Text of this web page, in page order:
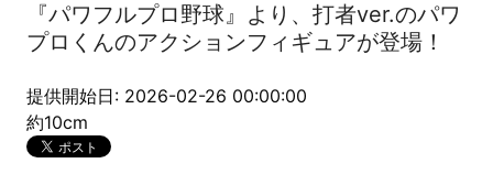
『パワフルプロ野球』より、打者ver.のパワ
プロくんのアクションフィギュアが登場！
提供開始日: 2026-02-26 00:00:00
約10cm